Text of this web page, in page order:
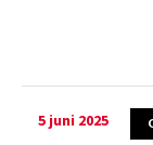
5 juni 2025